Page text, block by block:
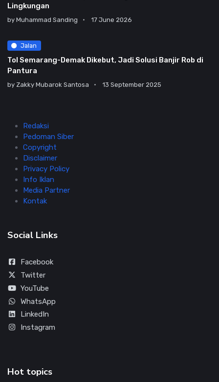
Lingkungan
by Muhammad Sanding 17 June 2026
Jalan
Tol Semarang-Demak Dikebut, Jadi Solusi Banjir Rob di
Pantura
by Zakky Mubarok Santosa 13 September 2025
Redaksi
Pedoman Siber
Copyright
Disclaimer
Privacy Policy
Info Iklan
Media Partner
Kontak
Social Links
Facebook
Twitter
YouTube
WhatsApp
LinkedIn
Instagram
Hot topics